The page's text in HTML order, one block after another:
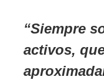
Siempre
activos,